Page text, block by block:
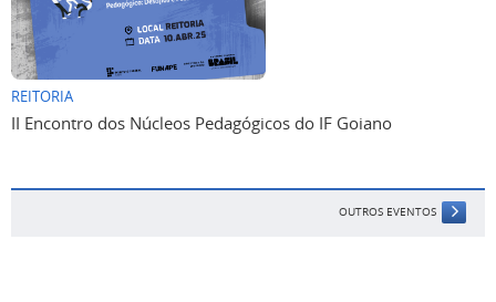
REITORIA
II Encontro dos Núcleos Pedagógicos do IF Goiano
OUTROS EVENTOS